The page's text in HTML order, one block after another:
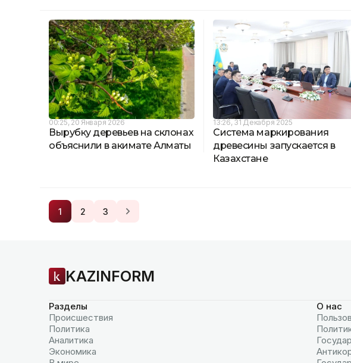
00:25, 20 Января 2026
Вырубку деревьев на склонах
объяснили в акимате Алматы
13:26, 31 Декабря 2025
Система маркирования
древесины запускается в
Казахстане
1 2 3
KAZINFORM
Разделы
Происшествия
Политика
Аналитика
Экономика
О нас